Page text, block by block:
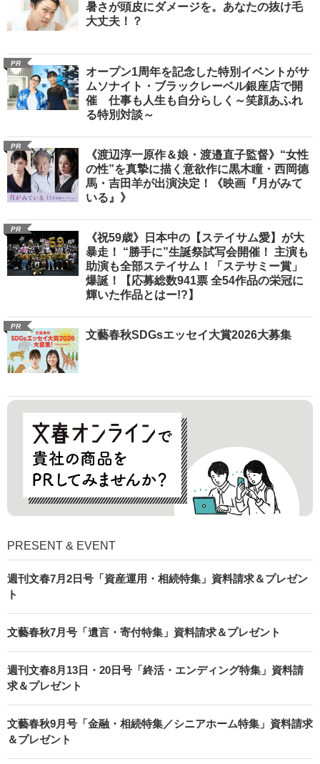
暑さが頭皮にダメージを。あなたの抜け毛
大丈夫！？
PR
オープン1周年を記念した特別イベントがサ
ムソナイト・ブラックレーベル銀座店で開
催 仕事も人生も自分らしく～笑顔あふれ
る特別対談～
PR
《渡辺淳一原作＆娘・渡邉直子監督》“女性
の性”を真摯に描く意欲作に黒木瞳・西岡德
馬・吉田羊が出演決定！《映画『月がみて
いる』》
PR
《祝59歳》日本中の【ステイサム愛】が大
暴走！ “勝手に”生誕祭試写会開催！ 主演も
助演も全部ステイサム！「ステサミー賞」
爆誕！【応募総数941票 全54作品の栄冠に
輝いた作品とはー!?】
PR
文藝春秋SDGsエッセイ大賞2026大募集
PRESENT & EVENT
週刊文春7月2日号「資産運用・相続特集」資料請求＆プレゼン
ト
文藝春秋7月号「遺言・寄付特集」資料請求＆プレゼント
週刊文春8月13日・20日号「終活・エンディング特集」資料請
求＆プレゼント
文藝春秋9月号「金融・相続特集／シニアホーム特集」資料請求
＆プレゼント